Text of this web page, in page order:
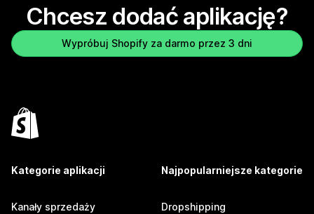
Chcesz dodać aplikację?
Wypróbuj Shopify za darmo przez 3 dni
Kategorie aplikacji
Kanały sprzedaży
Najpopularniejsze kategorie
Dropshipping